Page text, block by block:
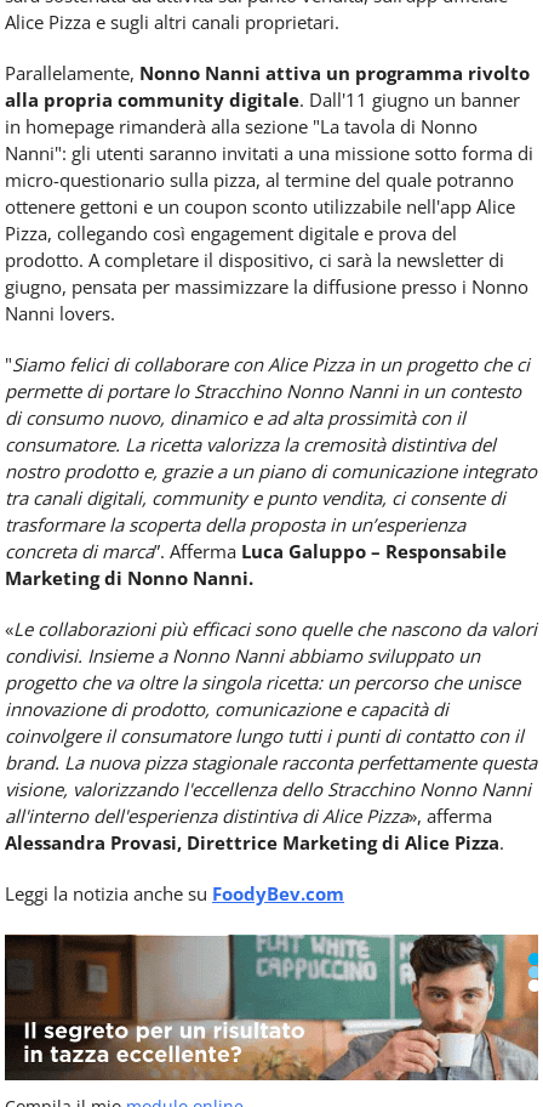
Alice Pizza e sugli altri canali proprietari.
Parallelamente, Nonno Nanni attiva un programma rivolto
alla propria community digitale. Dall'11 giugno un banner
in homepage rimanderà alla sezione "La tavola di Nonno
Nanni": gli utenti saranno invitati a una missione sotto forma di
micro-questionario sulla pizza, al termine del quale potranno
ottenere gettoni e un coupon sconto utilizzabile nell'app Alice
Pizza, collegando così engagement digitale e prova del
prodotto. A completare il dispositivo, ci sarà la newsletter di
giugno, pensata per massimizzare la diffusione presso i Nonno
Nanni lovers.
"Siamo felici di collaborare con Alice Pizza in un progetto che ci
permette di portare lo Stracchino Nonno Nanni in un contesto
di consumo nuovo, dinamico e ad alta prossimità con il
consumatore. La ricetta valorizza la cremosità distintiva del
nostro prodotto e, grazie a un piano di comunicazione integrato
tra canali digitali, community e punto vendita, ci consente di
trasformare la scoperta della proposta in un’esperienza
concreta di marca”. Afferma Luca Galuppo – Responsabile
Marketing di Nonno Nanni.
«Le collaborazioni più efficaci sono quelle che nascono da valori
condivisi. Insieme a Nonno Nanni abbiamo sviluppato un
progetto che va oltre la singola ricetta: un percorso che unisce
innovazione di prodotto, comunicazione e capacità di
coinvolgere il consumatore lungo tutti i punti di contatto con il
brand. La nuova pizza stagionale racconta perfettamente questa
visione, valorizzando l'eccellenza dello Stracchino Nonno Nanni
all'interno dell'esperienza distintiva di Alice Pizza», afferma
Alessandra Provasi, Direttrice Marketing di Alice Pizza.
Leggi la notizia anche su FoodyBev.com